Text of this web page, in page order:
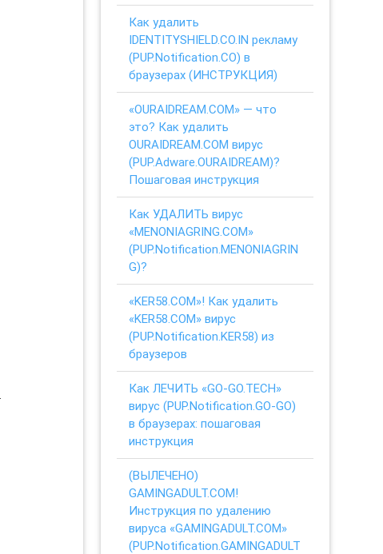
Как удалить
IDENTITYSHIELD.CO.IN рекламу
(PUP.Notification.CO) в
браузерах (ИНСТРУКЦИЯ)
«OURAIDREAM.COM» — что
это? Как удалить
OURAIDREAM.COM вирус
(PUP.Adware.OURAIDREAM)?
Пошаговая инструкция
Как УДАЛИТЬ вирус
«MENONIAGRING.COM»
(PUP.Notification.MENONIAGRIN
G)?
«KER58.COM»! Как удалить
«KER58.COM» вирус
(PUP.Notification.KER58) из
браузеров
Как ЛЕЧИТЬ «GO-GO.TECH»
вирус (PUP.Notification.GO-GO)
в браузерах: пошаговая
инструкция
(ВЫЛЕЧЕНО)
GAMINGADULT.COM!
Инструкция по удалению
вируса «GAMINGADULT.COM»
(PUP.Notification.GAMINGADULT